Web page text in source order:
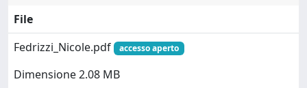
File
Fedrizzi_Nicole.pdf
accesso aperto
Dimensione 2.08 MB